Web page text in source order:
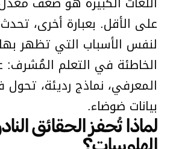
على الأقل. بعبارة أخرى،
لنفس الأسباب التي تظهر
الخاطئة في التعلم المُشرف:
المعرفي، نماذج رديئة، تحول
بيانات ضوضاء.
لماذا تُحفز الحقائق